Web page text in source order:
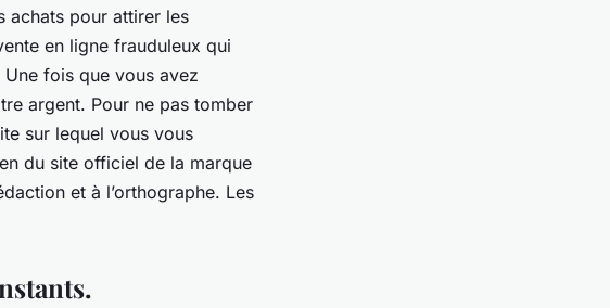
achats pour attirer les
en ligne frauduleux qui
Une fois que vous avez
argent. Pour ne pas tomber
sur lequel vous vous
du site officiel de la marque
et à l’orthographe. Les